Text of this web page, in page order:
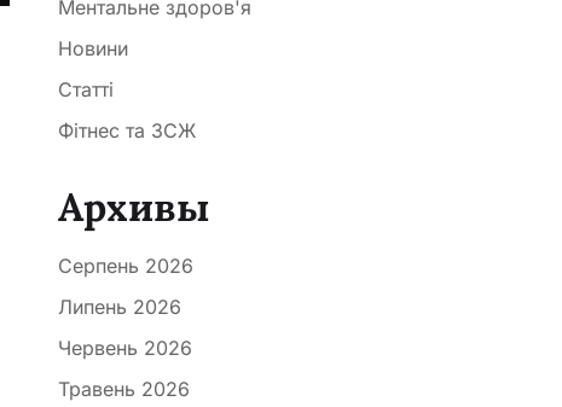
Ментальне здоров'я
Новини
Статті
Фітнес та ЗСЖ
Архивы
Серпень 2026
Липень 2026
Червень 2026
Травень 2026